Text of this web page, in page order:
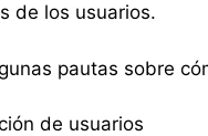
de los usuarios.
pautas sobre
de usuarios